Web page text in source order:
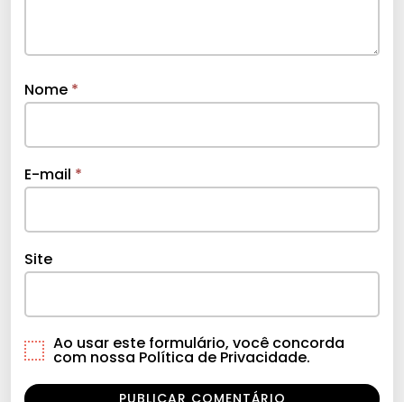
Nome *
E-mail *
Site
Ao usar este formulário, você concorda
com nossa Política de Privacidade.